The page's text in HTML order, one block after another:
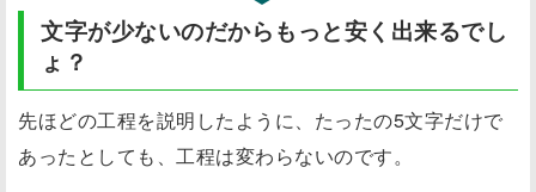
文字が少ないのだからもっと安く出来るでし
ょ？
先ほどの工程を説明したように、 たったの5文字だけで
あったとしても、工程は変わらないのです。